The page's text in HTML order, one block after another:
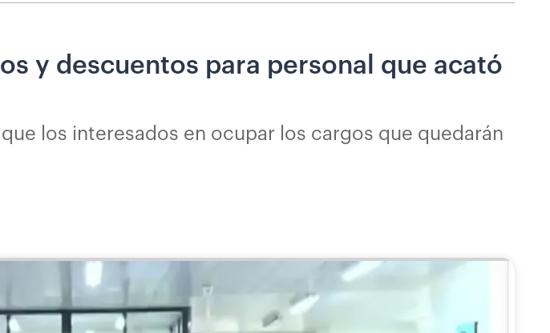
y descuentos para personal que acató
los interesados en ocupar los cargos que quedarán